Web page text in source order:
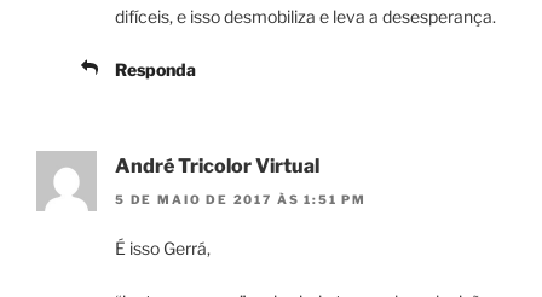
difíceis, e isso desmobiliza e leva a desesperança.
Responda
André Tricolor Virtual
5 DE MAIO DE 2017 ÀS 1:51 PM
É isso Gerrá,